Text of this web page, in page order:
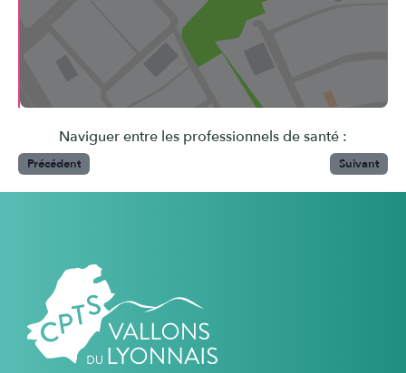
Naviguer entre les professionnels de santé :
Précédent Suivant